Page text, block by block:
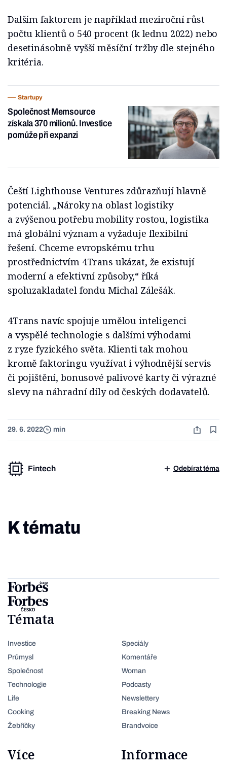
Dalším faktorem je například meziroční růst
počtu klientů o 540 procent (k lednu 2022) nebo
desetinásobně vyšší měsíční tržby dle stejného
kritéria.
Startupy
Společnost Memsource
získala 370 milionů. Investice
pomůže při expanzi
Čeští Lighthouse Ventures zdůrazňují hlavně
potenciál. „Nároky na oblast logistiky
a zvýšenou potřebu mobility rostou, logistika
má globální význam a vyžaduje flexibilní
řešení. Chceme evropskému trhu
prostřednictvím 4Trans ukázat, že existují
moderní a efektivní způsoby,“ říká
spoluzakladatel fondu Michal Zálešák.
4Trans navíc spojuje umělou inteligenci
a vyspělé technologie s dalšími výhodami
z ryze fyzického světa. Klienti tak mohou
kromě faktoringu využívat i výhodnější servis
či pojištění, bonusové palivové karty či výrazné
slevy na náhradní díly od českých dodavatelů.
29. 6. 2022 min
Fintech Odebírat téma
K tématu
Témata
Investice
Průmysl
Společnost
Technologie
Life
Cooking
Žebříčky
Speciály
Komentáře
Woman
Podcasty
Newslettery
Breaking News
Brandvoice
Více Informace